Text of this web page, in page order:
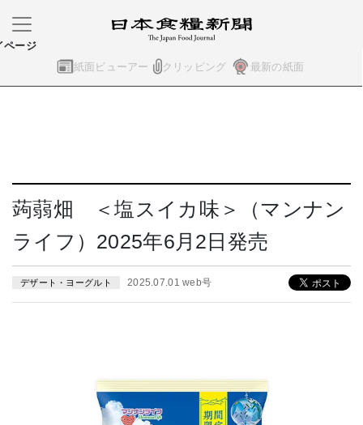
紙面ビューアー クリッピング 最新の紙面
ページ
蒟蒻畑 ＜塩スイカ味＞（マンナン
ライフ）2025年6月2日発売
デザート・ヨーグルト 2025.07.01 web号